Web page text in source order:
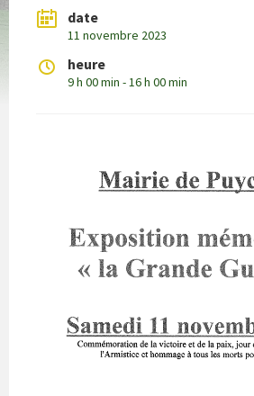
date
11 novembre 2023
heure
9 h 00 min - 16 h 00 min